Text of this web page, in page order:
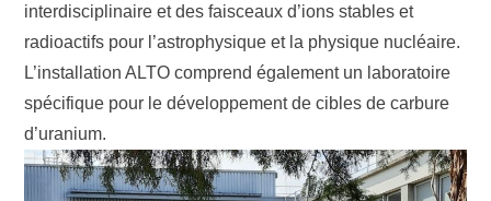
interdisciplinaire et des faisceaux d’ions stables et
radioactifs pour l’astrophysique et la physique nucléaire.
L’installation ALTO comprend également un laboratoire
spécifique pour le développement de cibles de carbure
d’uranium.